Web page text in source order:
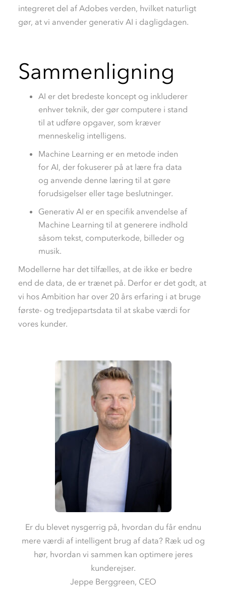
integreret del af Adobes verden, hvilket naturligt
gør, at vi anvender generativ AI i dagligdagen.
Sammenligning
AI er det bredeste koncept og inkluderer
enhver teknik, der gør computere i stand
til at udføre opgaver, som kræver
menneskelig intelligens.
Machine Learning er en metode inden
for AI, der fokuserer på at lære fra data
og anvende denne læring til at gøre
forudsigelser eller tage beslutninger.
Generativ AI er en specifik anvendelse af
Machine Learning til at generere indhold
såsom tekst, computerkode, billeder og
musik.
Modellerne har det tilfælles, at de ikke er bedre
end de data, de er trænet på. Derfor er det godt, at
vi hos Ambition har over 20 års erfaring i at bruge
første- og tredjepartsdata til at skabe værdi for
vores kunder.
Er du blevet nysgerrig på, hvordan du får endnu
mere værdi af intelligent brug af data? Ræk ud og
hør, hvordan vi sammen kan optimere jeres
kunderejser.
Jeppe Berggreen, CEO